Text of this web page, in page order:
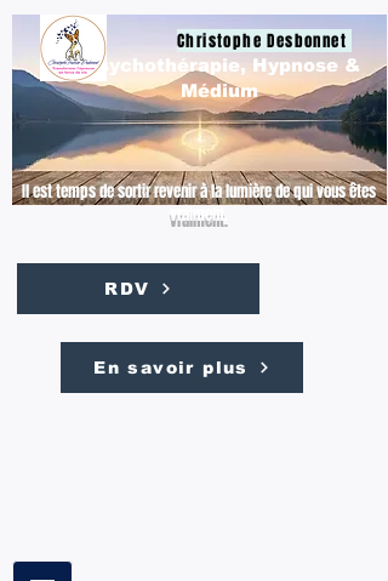
Christophe Desbonnet
Il est temps de sortir revenir à la lumière de qui vous êtes
vraiment.
Psychothérapie, Hypnose &
Médium
RDV
En savoir plus